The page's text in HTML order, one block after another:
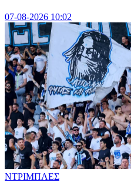
07-08-2026 10:02
ΝΤΡΙΜΠΛΕΣ